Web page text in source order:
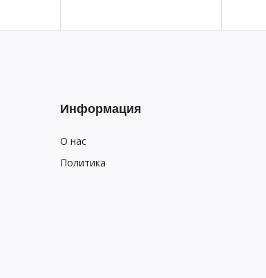
Информация
О нас
Политика